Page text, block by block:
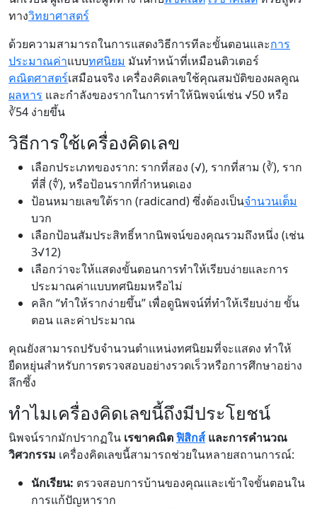
ทางวิทยาศาสตร์
ด้วยความสามารถในการแสดงวิธีการทีละขั้นตอนและการ
ประมาณค่าแบบทศนิยม มันทำหน้าที่เหมือนติวเตอร์
คณิตศาสตร์เสมือนจริง เครื่องคิดเลขใช้คุณสมบัติของผลคูณ
ผลหาร และกำลังของรากในการทำให้นิพจน์เช่น √50 หรือ
∛54 ง่ายขึ้น
วิธีการใช้เครื่องคิดเลข
เลือกประเภทของราก: รากที่สอง (√), รากที่สาม (∛), ราก
ที่สี่ (∜), หรือป้อนรากที่กำหนดเอง
ป้อนหมายเลขใต้ราก (radicand) ซึ่งต้องเป็นจำนวนเต็ม
บวก
เลือกป้อนสัมประสิทธิ์หากนิพจน์ของคุณรวมถึงหนึ่ง (เช่น
3√12)
เลือกว่าจะให้แสดงขั้นตอนการทำให้เรียบง่ายและการ
ประมาณค่าแบบทศนิยมหรือไม่
คลิก “ทำให้รากง่ายขึ้น” เพื่อดูนิพจน์ที่ทำให้เรียบง่าย ขั้น
ตอน และค่าประมาณ
คุณยังสามารถปรับจำนวนตำแหน่งทศนิยมที่จะแสดง ทำให้
ยืดหยุ่นสำหรับการตรวจสอบอย่างรวดเร็วหรือการศึกษาอย่าง
ลึกซึ้ง
ทำไมเครื่องคิดเลขนี้ถึงมีประโยชน์
นิพจน์รากมักปรากฏใน เรขาคณิตฟิสิกส์ และการคำนวณ
วิศวกรรม เครื่องคิดเลขนี้สามารถช่วยในหลายสถานการณ์:
นักเรียน: ตรวจสอบการบ้านของคุณและเข้าใจขั้นตอนใน
การแก้ปัญหาราก